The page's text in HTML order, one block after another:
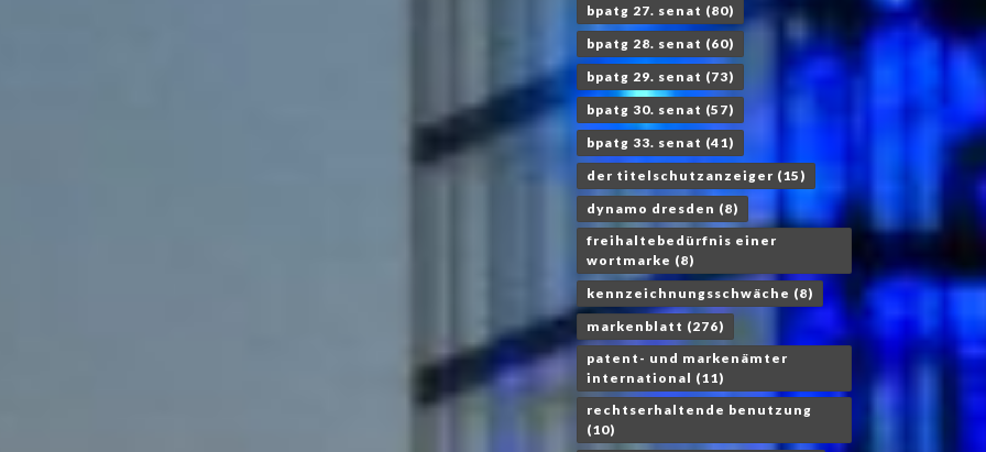
bpatg 27. senat (80)
bpatg 28. senat (60)
bpatg 29. senat (73)
bpatg 30. senat (57)
bpatg 33. senat (41)
der titelschutzanzeiger (15)
dynamo dresden (8)
freihaltebedürfnis einer
wortmarke (8)
kennzeichnungsschwäche (8)
markenblatt (276)
patent- und markenämter
international (11)
rechtserhaltende benutzung
(10)